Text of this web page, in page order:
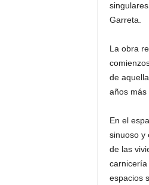
Garreta.
La obra
de
años más
En el
sinuoso y
de las
carnicería
espacios